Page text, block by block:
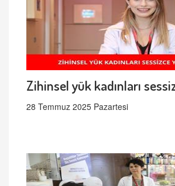
Zihinsel yük kadınları
28 Temmuz 2025 Pazartesi